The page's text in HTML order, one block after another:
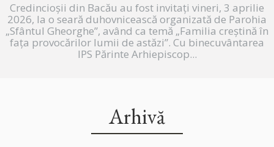
Credincioșii din Bacău au fost invitați vineri, 3 aprilie
2026, la o seară duhovnicească organizată de Parohia
„Sfântul Gheorghe”, având ca temă „Familia creștină în
fața provocărilor lumii de astăzi”. Cu binecuvântarea
IPS Părinte Arhiepiscop...
Arhivă